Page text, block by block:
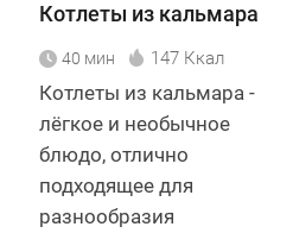
Котлеты из кальмара
40 мин 147 Ккал
Котлеты из кальмара -
лёгкое и необычное
блюдо, отлично
подходящее для
разнообразия